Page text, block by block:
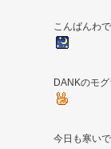
こんばんわ
DANKのモ
今日も寒い